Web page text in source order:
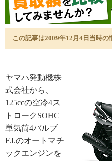
この記事は2009年12月4日当時の
ヤマハ発動機株
式会社から、
125ccの空冷4ス
トロークSOHC
単気筒4バルブ
F.I.のオートマチ
ックエンジンを